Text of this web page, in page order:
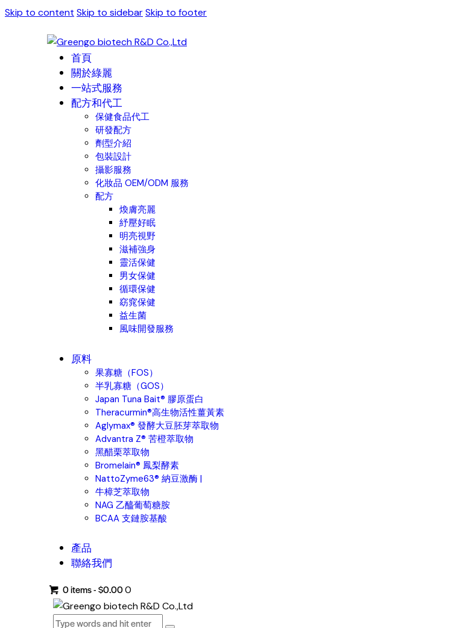
Skip to content Skip to sidebarSkip to footer
首頁
關於綠麗
一站式服務
配方和代工
保健食品代工
研發配方
劑型介紹
包裝設計
攝影服務
化妝品 OEM/ODM 服務
配方
煥膚亮麗
紓壓好眠
明亮視野
滋補強身
靈活保健
男女保健
循環保健
窈窕保健
益生菌
風味開發服務
原料
果寡糖（FOS）
半乳寡糖（GOS）
Japan Tuna Bait® 膠原蛋白
Theracurmin®高生物活性薑黃素
Aglymax® 發酵大豆胚芽萃取物
Advantra Z® 苦橙萃取物
黑醋栗萃取物
Bromelain® 鳳梨酵素
NattoZyme63® 納豆激酶 |
牛樟芝萃取物
NAG 乙醯葡萄糖胺
BCAA 支鏈胺基酸
產品
聯絡我們
0 items- $0.000